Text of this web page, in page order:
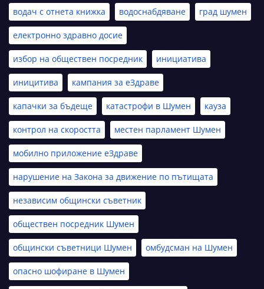
водач с отнета книжка водоснабдяване град шумен
електронно здравно досие
избор на обществен посредник инициатива
иницитива кампания за еЗдраве
капачки за бъдеще катастрофи в Шумен кауза
контрол на скоростта местен парламент Шумен
мобилно приложение еЗдраве
нарушение на Закона за движение по пътищата
независим общински съветник
обществен посредник Шумен
общински съветници Шумен омбудсман на Шумен
опасно шофиране в Шумен